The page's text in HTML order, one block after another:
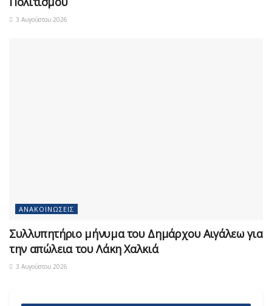
3 Αυγούστου 2026
ΑΝΑΚΟΙΝΏΣΕΙΣ
Συλλυπητήριο μήνυμα του Δημάρχου Αιγάλεω για
την απώλεια του Λάκη Χαλκιά
3 Αυγούστου 2026